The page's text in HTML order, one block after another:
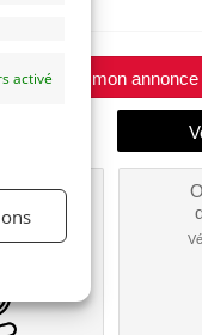
activé
Modifier mon annonce
?